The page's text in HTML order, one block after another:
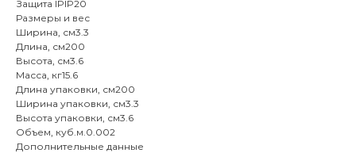
Защита IPIP20
Размеры и вес
Ширина, см3.3
Длина, см200
Высота, см3.6
Масса, кг15.6
Длина упаковки, см200
Ширина упаковки, см3.3
Высота упаковки, см3.6
Объем, куб.м.0.002
Дополнительные данные